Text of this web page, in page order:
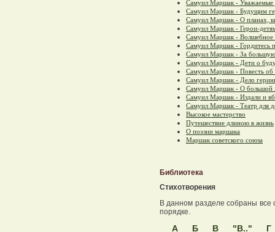
Самуил Маршак - Уважаемые
Самуил Маршак - Будущим
Самуил Маршак - О планах,
Самуил Маршак - Герои-
Самуил Маршак - Волшебное
Самуил Маршак - Гордитесь
Самуил Маршак - За большую
Самуил Маршак - Дети о
Самуил Маршак - Повесть об
Самуил Маршак - Дело
Самуил Маршак - О большой
Самуил Маршак - Издали и
Самуил Маршак - Театр для
Высокое мастерство
Путешествие длиною в жизнь
О поэзии маршака
Маршак советского союза
Библиотека
Стихотворения
В данном разделе собраны все
порядке.
А Б В "В.." Г